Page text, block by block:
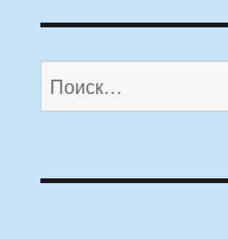
Искать: